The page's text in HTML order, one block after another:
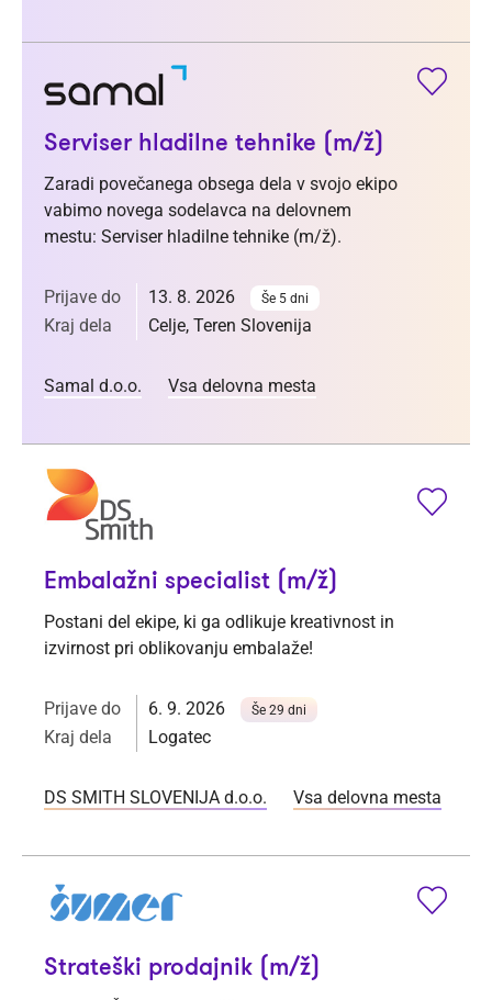
Serviser hladilne tehnike (m/ž)
Zaradi povečanega obsega dela v svojo ekipo
vabimo novega sodelavca na delovnem
mestu: Serviser hladilne tehnike (m/ž).
Prijave do 13. 8. 2026 Še 5 dni
Kraj dela Celje, Teren Slovenija
Samal d.o.o. Vsa delovna mesta
Embalažni specialist (m/ž)
Postani del ekipe, ki ga odlikuje kreativnost in
izvirnost pri oblikovanju embalaže!
Prijave do 6. 9. 2026 Še 29 dni
Kraj dela Logatec
DS SMITH SLOVENIJA d.o.o. Vsa delovna mesta
Strateški prodajnik (m/ž)